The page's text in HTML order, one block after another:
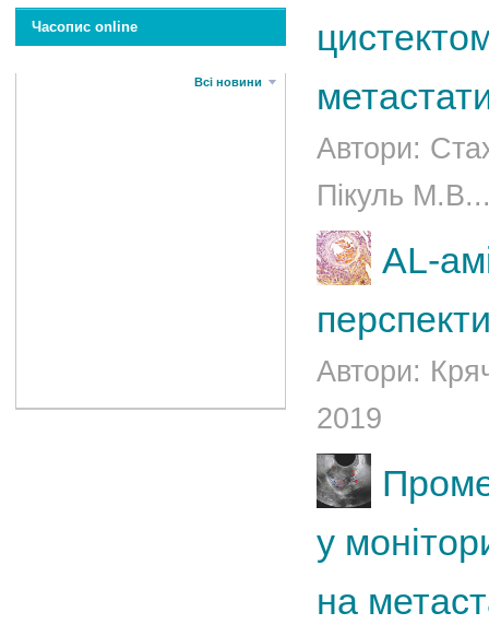
Часопис online
Всі новини
Автори:
Пікуль
АL-
Автори:
2019
у
на